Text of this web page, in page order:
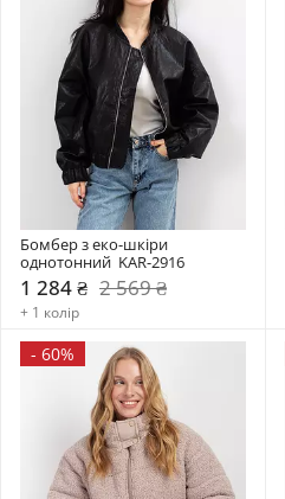
Бомбер з еко-шкіри
однотонний  KAR-2916
1 284 ₴ 2 569 ₴
+ 1 колір
- 60%